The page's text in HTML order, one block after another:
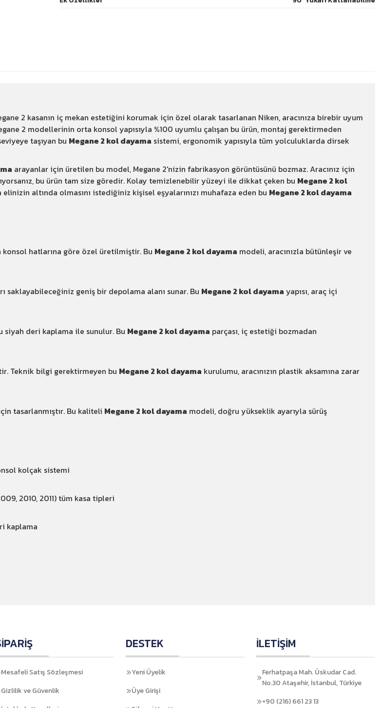
2 kasanın iç mekan estetiğini korumak için özel olarak tasarlanan Niken, aracınıza birebir uyum
2 modellerinin orta konsol yapısıyla %100 uyumlu çalışan bu ürün, montaj gerektirmeden
taşıyan bu Megane 2 kol dayama sistemi, ergonomik yapısıyla tüm yolculuklarda dirsek
arayanlar için üretilen bu model, Megane 2'nizin fabrikasyon görüntüsünü bozmaz. Aracınız için
bu ürün tam size göredir. Kolay temizlenebilir yüzeyi ile dikkat çeken bu Megane 2 kol
altında olmasını istediğiniz kişisel eşyalarınızı muhafaza eden bu Megane 2 kol dayama
konsol hatlarına göre özel üretilmiştir. Bu Megane 2 kol dayama modeli, aracınızla bütünleşir ve
saklayabileceğiniz geniş bir depolama alanı sunar. Bu Megane 2 kol dayama yapısı, araç içi
siyah deri kaplama ile sunulur. Bu Megane 2 kol dayama parçası, iç estetiği bozmadan
Teknik bilgi gerektirmeyen bu Megane 2 kol dayama kurulumu, aracınızın plastik aksamına zarar
tasarlanmıştır. Bu kaliteli Megane 2 kol dayama modeli, doğru yükseklik ayarıyla sürüş
kolçak sistemi
2010, 2011) tüm kasa tipleri
kaplama
Mesafeli Satış Sözleşmesi
Gizlilik ve Güvenlik
DESTEK
Yeni Üyelik
Üye Girişi
İLETİŞİM
Ferhatpaşa Mah. Üskudar Cad.
No.30 Ataşehir, İstanbul, Türkiye
+90 (216) 661 23 13